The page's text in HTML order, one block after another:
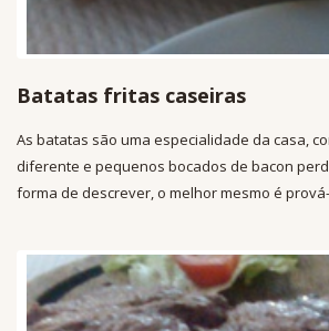
Batatas fritas caseiras
As batatas são uma especialidade da casa,
diferente e pequenos bocados de bacon
forma de descrever, o melhor mesmo é